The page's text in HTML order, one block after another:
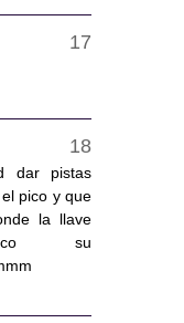
dar pistas
pico y que
la llave
su